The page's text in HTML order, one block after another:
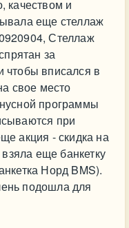
качеством и
еще стеллаж
Стеллаж
за
чтобы вписался в
свое место
программы
при
акция - скидка на
еще банкетку
Норд BMS).
подошла для